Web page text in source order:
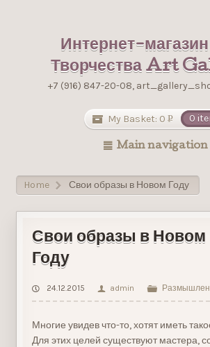
Интернет-
Творчества Art
+7 (916) 847-20-08,
My Basket: 0Р
0
Main navigation
Home > Свои образы в Новом Году
Свои образы в Новом
Году
24.12.2015 admin
Многие увидев что-то, хотят иметь
Для этих целей существуют мастера,